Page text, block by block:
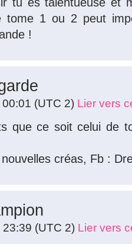
tome 1 ou 2 peut
!
(UTC 2) Lier vers
que ce soit celui de
créas, Fb :
23:39 (UTC 2) Lier vers